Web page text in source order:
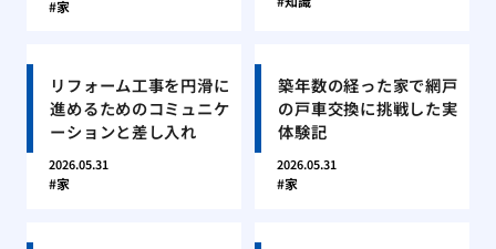
家
リフォーム工事を円滑に
進めるためのコミュニケ
ーションと差し入れ
2026.05.31
家
築年数の経った家で網戸
の戸車交換に挑戦した実
体験記
2026.05.31
家